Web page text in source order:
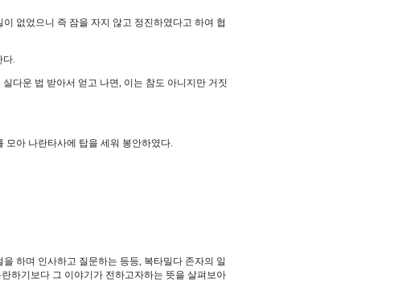
없었으니 즉 잠을 자지 않고 정진하였다고 하여 협
다.
다운 법 받아서 얻고 나면, 이는 참도 아니지만 거짓
모아 나란타사에 탑을 세워 봉안하였다.
하며 인사하고 질문하는 등등, 복타밀다 존자의 일
하기보다 그 이야기가 전하고자하는 뜻을 살펴보아